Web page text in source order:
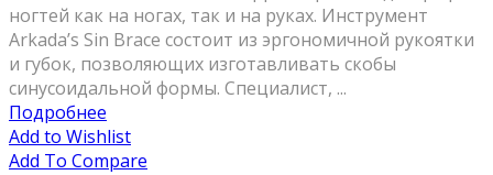
ногтей как на ногах, так и на руках. Инструмент
Arkada’s Sin Brace состоит из эргономичной рукоятки
и губок, позволяющих изготавливать скобы
синусоидальной формы. Специалист, ...
Подробнее
Add to Wishlist
Add To Compare